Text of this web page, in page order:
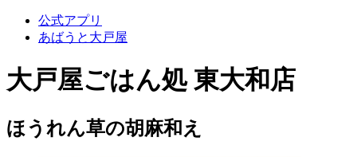
公式アプリ
あばうと大戸屋
大戸屋ごはん処 東大和店
ほうれん草の胡麻和え